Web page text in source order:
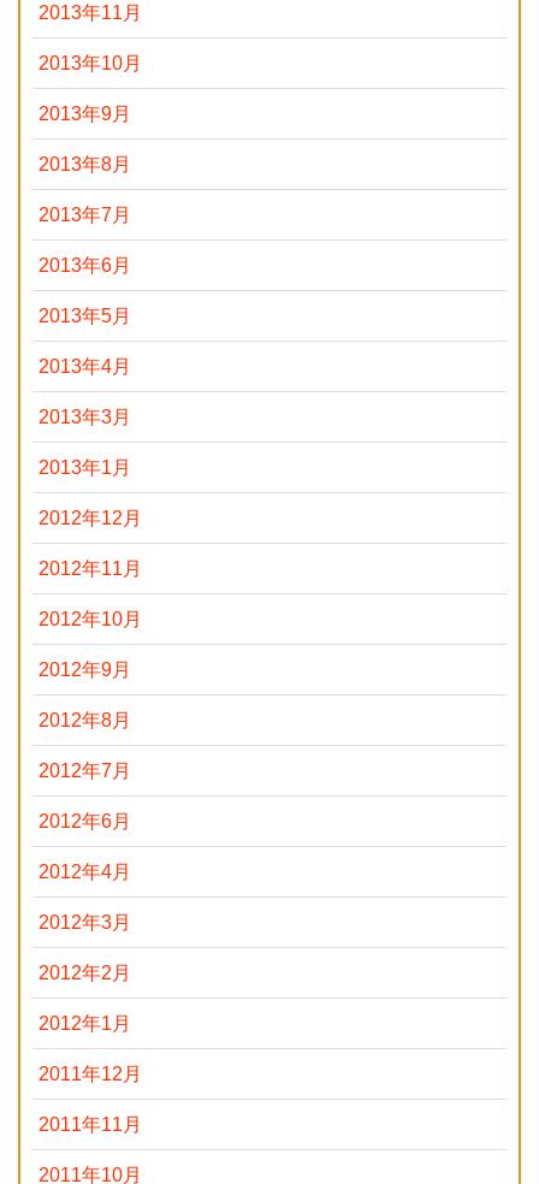
2013年11月
2013年10月
2013年9月
2013年8月
2013年7月
2013年6月
2013年5月
2013年4月
2013年3月
2013年1月
2012年12月
2012年11月
2012年10月
2012年9月
2012年8月
2012年7月
2012年6月
2012年4月
2012年3月
2012年2月
2012年1月
2011年12月
2011年11月
2011年10月